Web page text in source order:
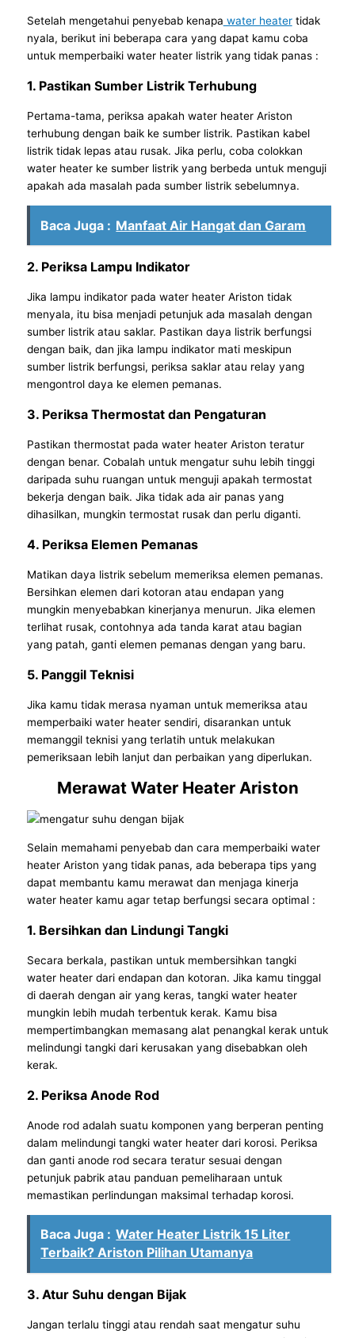
Setelah mengetahui penyebab kenapa water heatertidak
nyala, berikut ini beberapa cara yang dapat kamu coba
untuk memperbaiki water heater listrik yang tidak panas:
1. Pastikan Sumber Listrik Terhubung
Pertama-tama, periksa apakah water heater Ariston
terhubung dengan baik ke sumber listrik. Pastikan kabel
listrik tidak lepas atau rusak. Jika perlu, coba colokkan
water heater ke sumber listrik yang berbeda untuk menguji
apakah ada masalah pada sumber listrik sebelumnya.
Baca Juga : Manfaat Air Hangat dan Garam
2. Periksa Lampu Indikator
Jika lampu indikator pada water heater Ariston tidak
menyala, itu bisa menjadi petunjuk ada masalah dengan
sumber listrik atau saklar. Pastikan daya listrik berfungsi
dengan baik, dan jika lampu indikator mati meskipun
sumber listrik berfungsi, periksa saklar atau relay yang
mengontrol daya ke elemen pemanas.
3. Periksa Thermostat dan Pengaturan
Pastikan thermostat pada water heater Ariston teratur
dengan benar. Cobalah untuk mengatur suhu lebih tinggi
daripada suhu ruangan untuk menguji apakah termostat
bekerja dengan baik. Jika tidak ada air panas yang
dihasilkan, mungkin termostat rusak dan perlu diganti.
4. Periksa Elemen Pemanas
Matikan daya listrik sebelum memeriksa elemen pemanas.
Bersihkan elemen dari kotoran atau endapan yang
mungkin menyebabkan kinerjanya menurun. Jika elemen
terlihat rusak, contohnya ada tanda karat atau bagian
yang patah, ganti elemen pemanas dengan yang baru.
5. Panggil Teknisi
Jika kamu tidak merasa nyaman untuk memeriksa atau
memperbaiki water heater sendiri, disarankan untuk
memanggil teknisi yang terlatih untuk melakukan
pemeriksaan lebih lanjut dan perbaikan yang diperlukan.
Merawat Water Heater Ariston
Selain memahami penyebab dan cara memperbaiki water
heater Ariston yang tidak panas, ada beberapa tips yang
dapat membantu kamu merawat dan menjaga kinerja
water heater kamu agar tetap berfungsi secara optimal :
1. Bersihkan dan Lindungi Tangki
Secara berkala, pastikan untuk membersihkan tangki
water heater dari endapan dan kotoran. Jika kamu tinggal
di daerah dengan air yang keras, tangki water heater
mungkin lebih mudah terbentuk kerak. Kamu bisa
mempertimbangkan memasang alat penangkal kerak untuk
melindungi tangki dari kerusakan yang disebabkan oleh
kerak.
2. Periksa Anode Rod
Anode rod adalah suatu komponen yang berperan penting
dalam melindungi tangki water heater dari korosi. Periksa
dan ganti anode rod secara teratur sesuai dengan
petunjuk pabrik atau panduan pemeliharaan untuk
memastikan perlindungan maksimal terhadap korosi.
Baca Juga : Water Heater Listrik 15 Liter
Terbaik? Ariston Pilihan Utamanya
3. Atur Suhu dengan Bijak
Jangan terlalu tinggi atau rendah saat mengatur suhu